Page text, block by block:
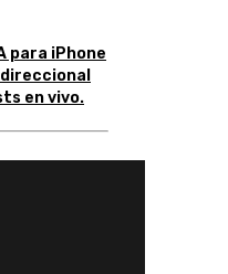
para iPhone
en vivo.